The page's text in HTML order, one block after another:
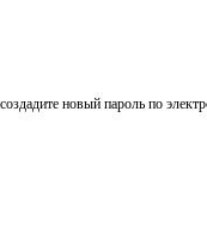
новый пароль по